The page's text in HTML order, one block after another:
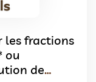
les fractions
ou
de